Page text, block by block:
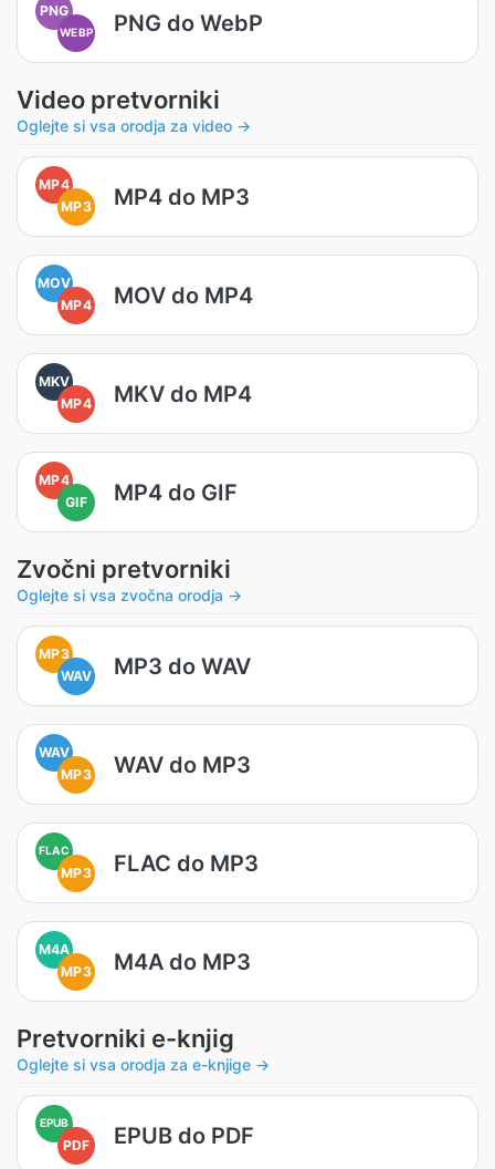
PNG
WEBP PNG do WebP
Video pretvorniki
Oglejte si vsa orodja za video →
MP4
MP3
MP4 do MP3
MOV
MP4
MOV do MP4
MKV
MP4
MKV do MP4
MP4
GIF
MP4 do GIF
Zvočni pretvorniki
Oglejte si vsa zvočna orodja →
MP3
WAV
MP3 do WAV
WAV
MP3
WAV do MP3
FLAC
MP3 FLAC do MP3
M4A
MP3
M4A do MP3
Pretvorniki e-knjig
Oglejte si vsa orodja za e-knjige →
EPUB
PDF EPUB do PDF